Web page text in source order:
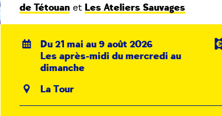
de Tétouan et Les Ateliers Sauvages
Du 21 mai au 9 août 2026
Les après-midi du mercredi au
dimanche
La Tour